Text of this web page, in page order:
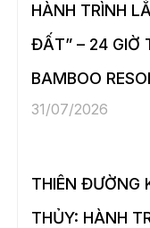
HÀNH TRÌNH
ĐẤT” – 24 GIỜ
BAMBOO
31/07/2026
THIÊN ĐƯỜNG
THỦY: HÀNH